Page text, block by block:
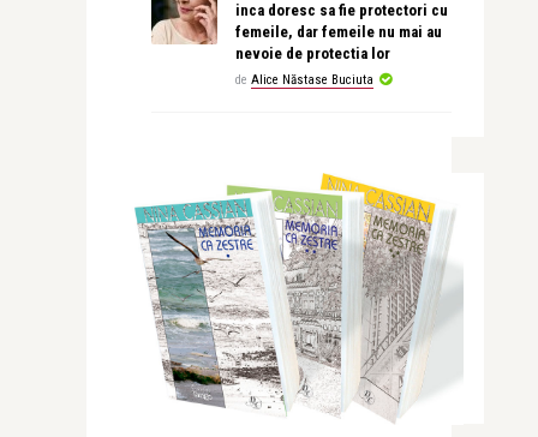
inca doresc sa fie protectori cu
femeile, dar femeile nu mai au
nevoie de protectia lor
de Alice Năstase Buciuta